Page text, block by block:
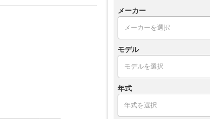
メーカー
モデル
年式